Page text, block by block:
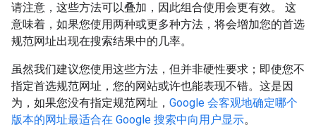
请注意，这些方法可以叠加，因此组合使用会更有效。 这
意味着，如果您使用两种或更多种方法，将会增加您的首选
规范网址出现在搜索结果中的几率。
虽然我们建议您使用这些方法，但并非硬性要求；即使您不
指定首选规范网址，您的网站或许也能表现不错。这是因
为，如果您没有指定规范网址， Google 会客观地确定哪个
版本的网址最适合在 Google 搜索中向用户显示。